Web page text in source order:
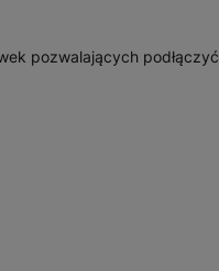
pozwalających